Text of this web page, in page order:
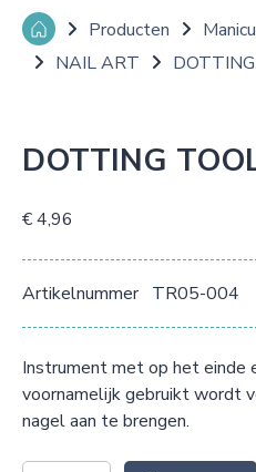
Producten
NAIL ART
DOTTING
€ 4,96
Artikelnummer TR05-004
Instrument met op het einde
voornamelijk gebruikt wordt
nagel aan te brengen.